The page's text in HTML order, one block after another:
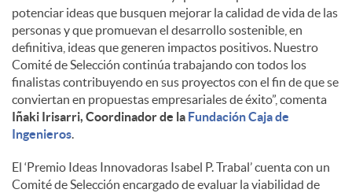
potenciar ideas que busquen mejorar la calidad de vida de las
personas y que promuevan el desarrollo sostenible, en
definitiva, ideas que generen impactos positivos. Nuestro
Comité de Selección continúa trabajando con todos los
finalistas contribuyendo en sus proyectos con el fin de que se
conviertan en propuestas empresariales de éxito”, comenta
Iñaki Irisarri, Coordinador de la Fundación Caja de
Ingenieros.
El ‘Premio Ideas Innovadoras Isabel P. Trabal’ cuenta con un
Comité de Selección encargado de evaluar la viabilidad de